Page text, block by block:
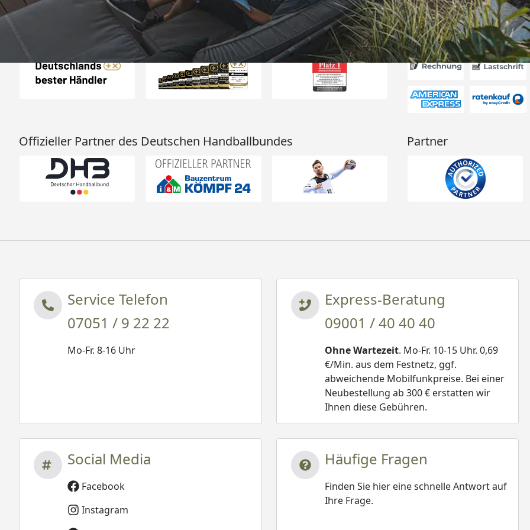
Auszeichnungen Akzeptierte
Offizieller Partner des Deutschen Handballbundes Partner
Service Telefon
07051 / 9 22 22
Mo-Fr. 8-16 Uhr
Express-Beratung
09001 / 40 40 40
Ohne Wartezeit. Mo-Fr. 10-15 Uhr. 0,69
€/Min. aus dem Festnetz, ggf.
abweichende Mobilfunkpreise. Bei einer
Neubestellung ab 300 € erstatten wir
Ihnen diese Gebühren.
Social Media
Facebook
Instagram
Häufige Fragen
Finden Sie hier eine schnelle Antwort auf
Ihre Frage.